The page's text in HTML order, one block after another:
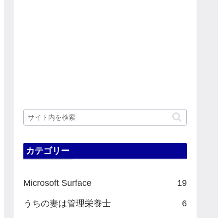
カテゴリー
Microsoft Surface 19
うちの妻は管理栄養士 6